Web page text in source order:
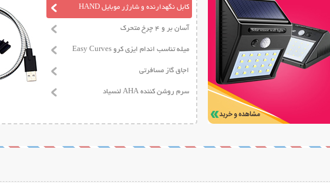
کابل نگهدارنده و شارژر موبایل HAND
آسان بر و 4 چرخ متحرک
میله تناسب اندام ایزی کرو Easy Curves
اجاق گاز مسافرتی
سرم روشن کننده AHA لنسیاد